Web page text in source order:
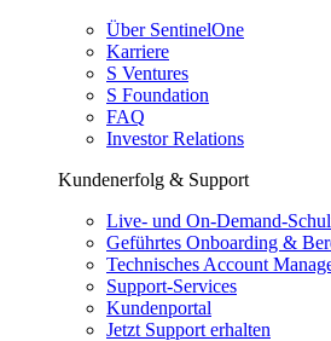
Über SentinelOne
Karriere
S Ventures
S Foundation
FAQ
Investor Relations
Kundenerfolg & Support
Live- und On-Demand-
Geführtes Onboarding &
Technisches Account
Support-Services
Kundenportal
Jetzt Support erhalten